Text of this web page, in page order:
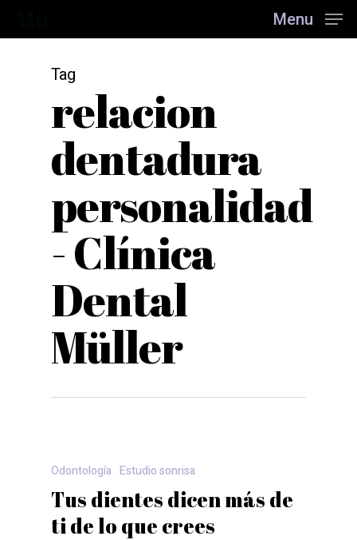
Menu
Tag
relacion
dentadura
personalidad
- Clínica
Dental
Müller
Odontología Estudio sonrisa
Tus dientes dicen más de
ti de lo que crees